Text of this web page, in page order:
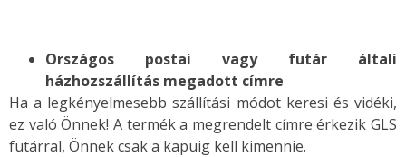
Országos postai vagy futár általi
házhozszállítás megadott címre
Ha a legkényelmesebb szállítási módot keresi és vidéki,
ez való Önnek! A termék a megrendelt címre érkezik GLS
futárral, Önnek csak a kapuig kell kimennie.